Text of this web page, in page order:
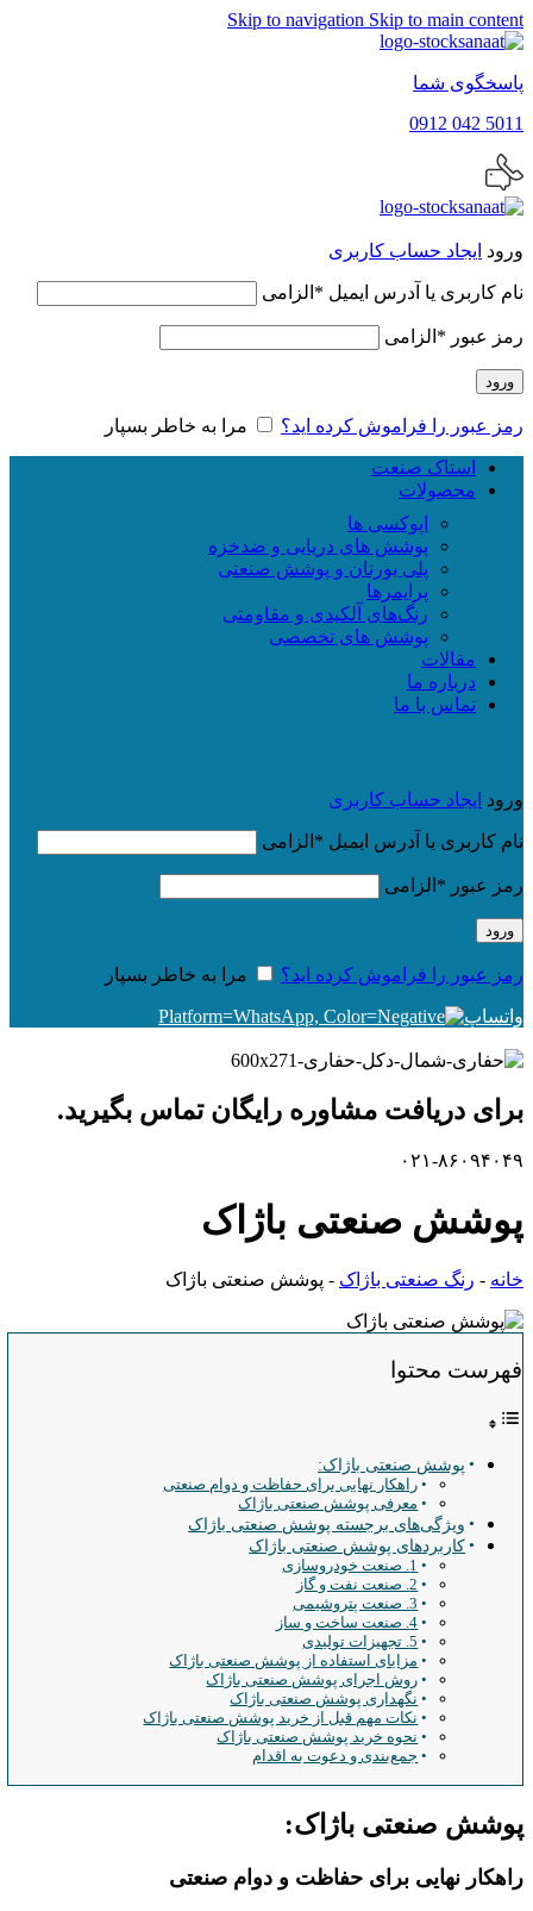
Skip to navigation Skip to main content
پاسخگوی شما
5011 042 0912
ورود ایجاد حساب کاربری
نام کاربری یا آدرس ایمیل * الزامی
رمز عبور * الزامی
ورود
رمز عبور را فراموش کرده اید؟ مرا به خاطر بسپار
استاک صنعت
محصولات
اپوکسی ها
پوشش های دریایی و ضدخزه
پلی یورتان و پوشش صنعتی
پرایمرها
رنگ‌های آلکیدی و مقاومتی
پوشش های تخصصی
مقالات
درباره ما
تماس با ما
ورود ایجاد حساب کاربری
نام کاربری یا آدرس ایمیل * الزامی
رمز عبور * الزامی
ورود
رمز عبور را فراموش کرده اید؟ مرا به خاطر بسپار
واتساپ
برای دریافت مشاوره رایگان تماس بگیرید.
۰۲۱-۸۶۰۹۴۰۴۹
پوشش صنعتی باژاک
خانه - رنگ صنعتی باژاک - پوشش صنعتی باژاک
فهرست محتوا
پوشش صنعتی باژاک:
راهکار نهایی برای حفاظت و دوام صنعتی
معرفی پوشش صنعتی باژاک
ویژگی‌های برجسته پوشش صنعتی باژاک
کاربردهای پوشش صنعتی باژاک
1. صنعت خودروسازی
2. صنعت نفت و گاز
3. صنعت پتروشیمی
4. صنعت ساخت و ساز
5. تجهیزات تولیدی
مزایای استفاده از پوشش صنعتی باژاک
روش اجرای پوشش صنعتی باژاک
نگهداری پوشش صنعتی باژاک
نکات مهم قبل از خرید پوشش صنعتی باژاک
نحوه خرید پوشش صنعتی باژاک
جمع‌بندی و دعوت به اقدام
پوشش صنعتی باژاک:
راهکار نهایی برای حفاظت و دوام صنعتی